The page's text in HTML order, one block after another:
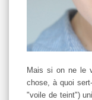
Mais si on ne le
chose, à quoi
"voile de teint")